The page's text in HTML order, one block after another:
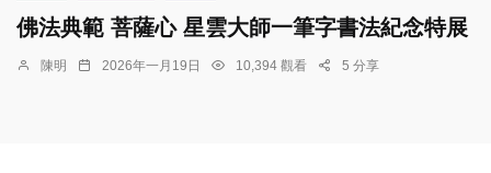
佛法典範 菩薩心 星雲大師一筆字書法紀念特展
陳明 2026年一月19日 10,394 觀看 5 分享